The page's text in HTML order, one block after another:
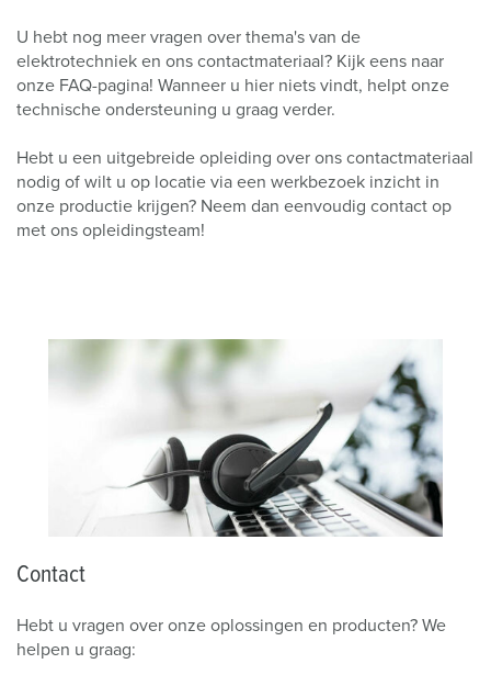
U hebt nog meer vragen over thema's van de
elektrotechniek en ons contactmateriaal? Kijk eens naar
onze FAQ-pagina! Wanneer u hier niets vindt, helpt onze
technische ondersteuning u graag verder.
Hebt u een uitgebreide opleiding over ons contactmateriaal
nodig of wilt u op locatie via een werkbezoek inzicht in
onze productie krijgen? Neem dan eenvoudig contact op
met ons opleidingsteam!
Contact
Hebt u vragen over onze oplossingen en producten? We
helpen u graag: